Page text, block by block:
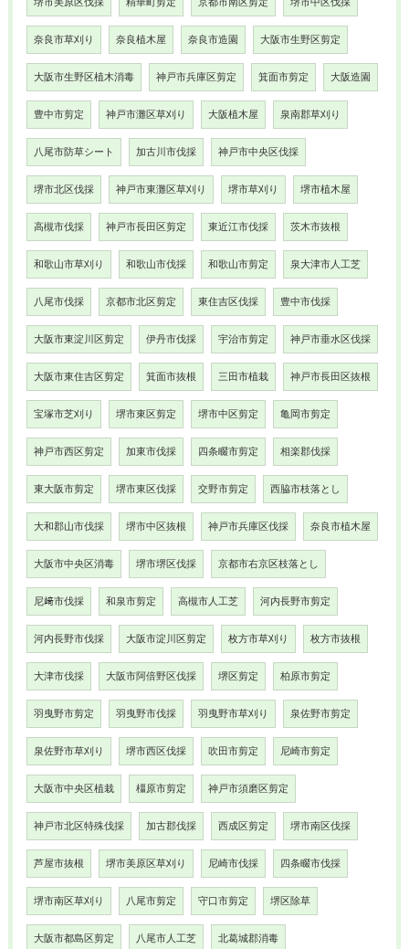
奈良市草刈り 奈良植木屋 奈良市造園 大阪市生野区剪定
大阪市生野区植木消毒 神戸市兵庫区剪定 箕面市剪定 大阪造園
豊中市剪定 神戸市灘区草刈り 大阪植木屋 泉南郡草刈り
八尾市防草シート 加古川市伐採 神戸市中央区伐採
堺市北区伐採 神戸市東灘区草刈り 堺市草刈り 堺市植木屋
高槻市伐採 神戸市長田区剪定 東近江市伐採 茨木市抜根
和歌山市草刈り 和歌山市伐採 和歌山市剪定 泉大津市人工芝
八尾市伐採 京都市北区剪定 東住吉区伐採 豊中市伐採
大阪市東淀川区剪定 伊丹市伐採 宇治市剪定 神戸市垂水区伐採
大阪市東住吉区剪定 箕面市抜根 三田市植栽 神戸市長田区抜根
宝塚市芝刈り 堺市東区剪定 堺市中区剪定 亀岡市剪定
神戸市西区剪定 加東市伐採 四条畷市剪定 相楽郡伐採
東大阪市剪定 堺市東区伐採 交野市剪定 西脇市枝落とし
大和郡山市伐採 堺市中区抜根 神戸市兵庫区伐採 奈良市植木屋
大阪市中央区消毒 堺市堺区伐採 京都市右京区枝落とし
尼﨑市伐採 和泉市剪定 高槻市人工芝 河内長野市剪定
河内長野市伐採 大阪市淀川区剪定 枚方市草刈り 枚方市抜根
大津市伐採 大阪市阿倍野区伐採 堺区剪定 柏原市剪定
羽曳野市剪定 羽曳野市伐採 羽曳野市草刈り 泉佐野市剪定
泉佐野市草刈り 堺市西区伐採 吹田市剪定 尼崎市剪定
大阪市中央区植栽 橿原市剪定 神戸市須磨区剪定
神戸市北区特殊伐採 加古郡伐採 西成区剪定 堺市南区伐採
芦屋市抜根 堺市美原区草刈り 尼崎市伐採 四条畷市伐採
堺市南区草刈り 八尾市剪定 守口市剪定 堺区除草
大阪市都島区剪定 八尾市人工芝 北葛城郡消毒